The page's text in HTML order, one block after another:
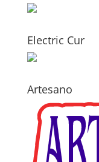
Electric Cur
Artesano